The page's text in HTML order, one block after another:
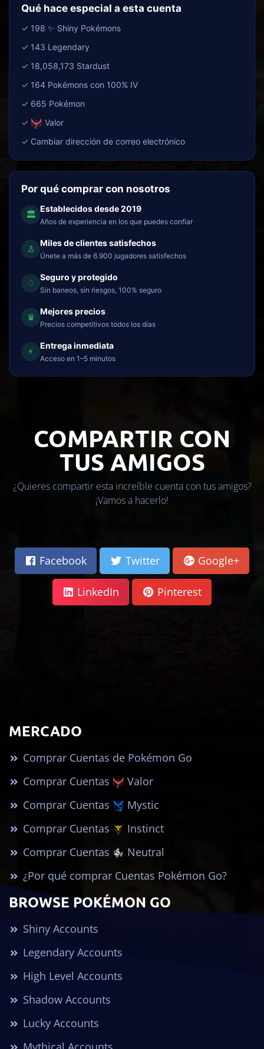
Qué hace especial a esta cuenta
✓ 198 ✨ Shiny Pokémons
✓ 143 Legendary
✓ 18,058,173 Stardust
✓ 164 Pokémons con 100% IV
✓ 665 Pokémon
✓
Valor
✓ Cambiar dirección de correo electrónico
Por qué comprar con nosotros
🏛
Establecidos desde 2019
Años de experiencia en los que puedes confiar
♙
Miles de clientes satisfechos
Únete a más de 6.900 jugadores satisfechos
♢
Seguro y protegido
Sin baneos, sin riesgos, 100% seguro
♛
Mejores precios
Precios competitivos todos los días
⚡
Entrega inmediata
Acceso en 1–5 minutos
COMPARTIR CON
TUS AMIGOS
¿Quieres compartir esta increíble cuenta con tus amigos?
¡Vamos a hacerlo!
Facebook Twitter Google+
LinkedIn Pinterest
MERCADO
Comprar Cuentas de Pokémon Go
Comprar Cuentas
Valor
Comprar Cuentas
Mystic
Comprar Cuentas
Instinct
Comprar Cuentas
Neutral
¿Por qué comprar Cuentas Pokémon Go?
BROWSE POKÉMON GO
Shiny Accounts
Legendary Accounts
High Level Accounts
Shadow Accounts
Lucky Accounts